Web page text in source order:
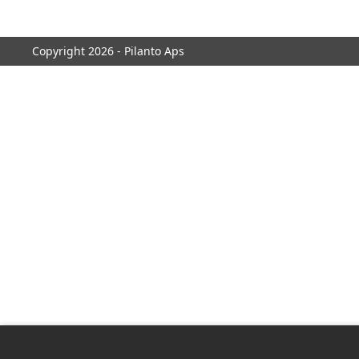
Copyright 2026 - Pilanto Aps